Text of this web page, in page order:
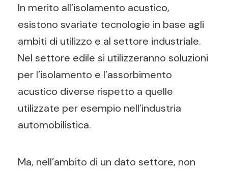
In merito all’isolamento acustico,
esistono svariate tecnologie in base agli
ambiti di utilizzo e al settore industriale.
Nel settore edile si utilizzeranno soluzioni
per l’isolamento e l’assorbimento
acustico diverse rispetto a quelle
utilizzate per esempio nell’industria
automobilistica.
Ma, nell’ambito di un dato settore, non